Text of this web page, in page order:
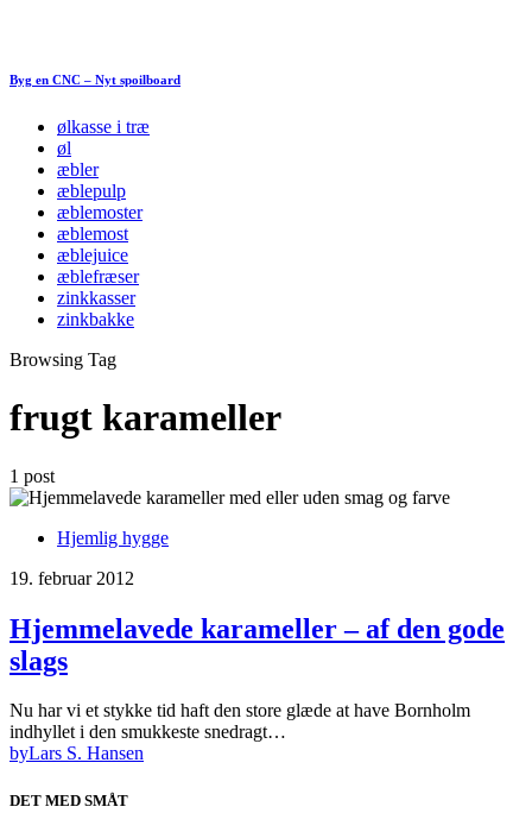
Byg en CNC – Nyt spoilboard
ølkasse i træ
øl
æbler
æblepulp
æblemoster
æblemost
æblejuice
æblefræser
zinkkasser
zinkbakke
Browsing Tag
frugt karameller
1 post
Hjemlig hygge
19. februar 2012
Hjemmelavede karameller – af den gode
slags
Nu har vi et stykke tid haft den store glæde at have Bornholm
indhyllet i den smukkeste snedragt…
byLars S. Hansen
DET MED SMÅT